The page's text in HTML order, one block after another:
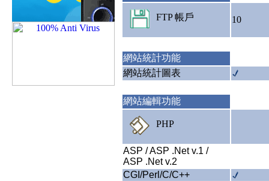
FTP 帳戶 10
網站統計功能
網站統計圖表
網站編輯功能
PHP
ASP / ASP .Net v.1 /
ASP .Net v.2
CGI/Perl/C/C++